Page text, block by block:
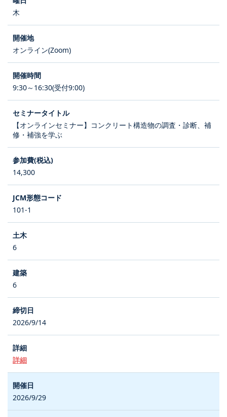
木
オンライン(Zoom)
9:30～16:30(受付9:00)
【オンラインセミナー】コンクリート構造物の調査・診断、補
修・補強を学ぶ
14,300
101-1
6
6
2026/9/14
詳細
2026/9/29